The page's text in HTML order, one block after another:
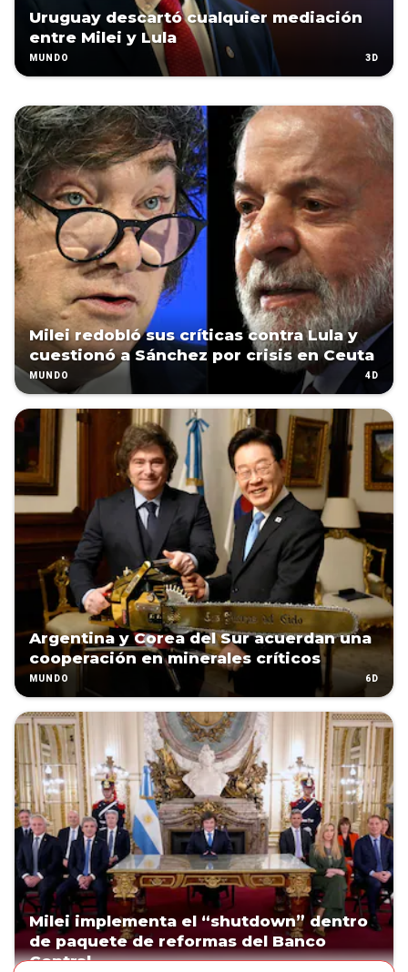
Uruguay descartó cualquier mediación
entre Milei y Lula
MUNDO 3D
Milei redobló sus críticas contra Lula y
cuestionó a Sánchez por crisis en Ceuta
MUNDO 4D
Argentina y Corea del Sur acuerdan una
cooperación en minerales críticos
MUNDO 6D
Milei implementa el “shutdown” dentro
de paquete de reformas del Banco
Central